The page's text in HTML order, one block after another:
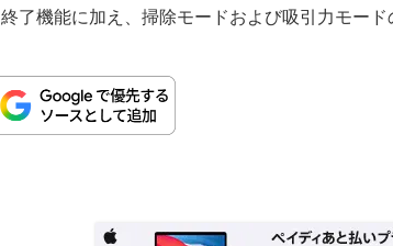
終了機能に加え、掃除モードおよび吸引力モード